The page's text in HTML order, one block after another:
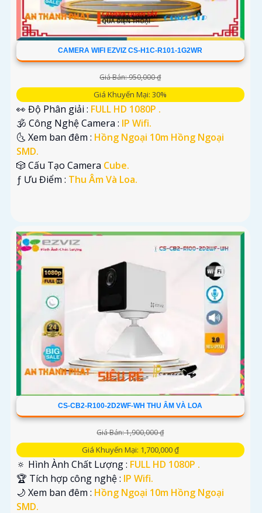
CAMERA WIFI EZVIZ CS-H1C-R101-1G2WR
Giá Bán: 950,000 ₫
Giá Khuyến Mại: 30%
👀 Độ Phân giải : FULL HD 1080P .
🕉️ Công Nghệ Camera : IP Wifi.
🌜 Xem ban đêm : Hồng Ngoại 10m Hồng Ngoại
SMD.
🎲 Cấu Tạo Camera Cube.
️ƒ Ưu Điểm : Thu Âm Và Loa.
CS-CB2-R100-2D2WF-WH THU ÂM VÀ LOA
Giá Bán: 1,900,000 ₫
Giá Khuyến Mại: 1,700,000 ₫
🔅 Hình Ành Chất Lượng : FULL HD 1080P .
🏆 Tích hợp công nghệ : IP Wifi.
🌙 Xem ban đêm : Hồng Ngoại 10m Hồng Ngoại
SMD.